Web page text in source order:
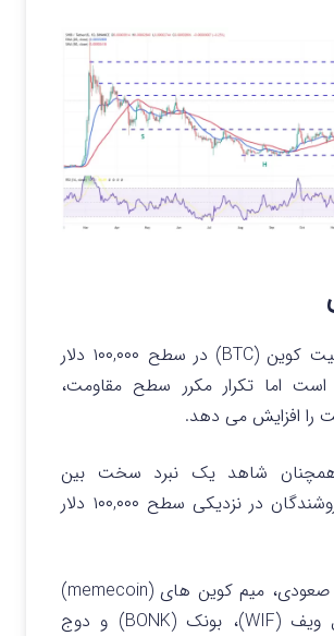
ارز دیجیتال بیت کوین (BTC) در سطح ۱۰۰,۰۰۰ دلار
اما تکرار مکرر سطح مقاومت،
را افزایش می دهد.
شاهد یک نبرد سخت بین
خریداران و فروشندگان در نزدیکی سطح ۱۰۰,۰۰۰ دلار
طی این روند صعودی، میم کوین های (memecoin)
برتر بازار مثل ویف (WIF)، بونک (BONK) و دوج